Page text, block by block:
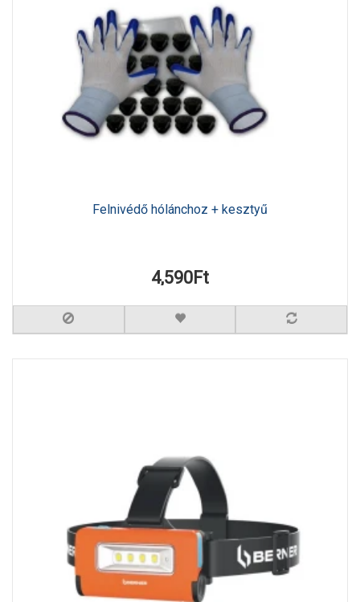
Felnivédő hólánchoz + kesztyű
4,590Ft